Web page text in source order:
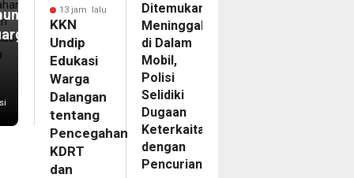
13 jam lalu
KKN
Undip
Edukasi
Warga
Dalangan
tentang
Pencegahan
KDRT
dan
Ditemukan
Meninggal
di Dalam
Mobil,
Polisi
Selidiki
Dugaan
Keterkaitan
dengan
Pencurian